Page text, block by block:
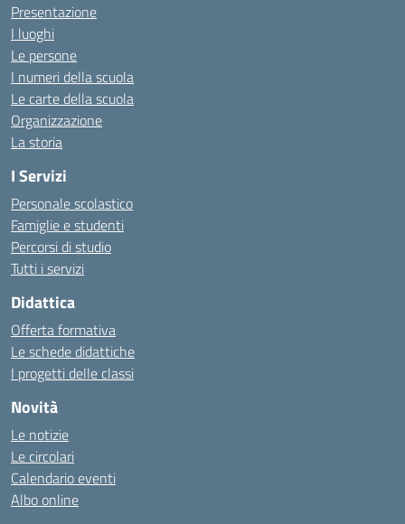
Presentazione
I luoghi
Le persone
I numeri della scuola
Le carte della scuola
Organizzazione
La storia
I Servizi
Personale scolastico
Famiglie e studenti
Percorsi di studio
Tutti i servizi
Didattica
Offerta formativa
Le schede didattiche
I progetti delle classi
Novità
Le notizie
Le circolari
Calendario eventi
Albo online